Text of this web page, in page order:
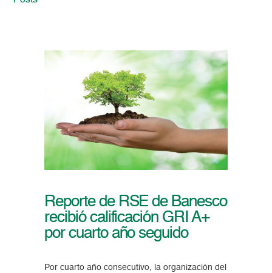
Reporte de RSE de Banesco
recibió calificación GRI A+
por cuarto año seguido
Por cuarto año consecutivo, la organización del